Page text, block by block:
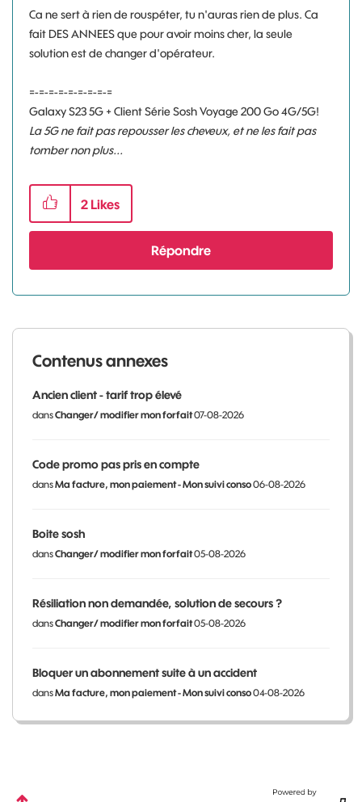
Ca ne sert à rien de rouspéter, tu n'auras rien de plus. Ca
fait DES ANNEES que pour avoir moins cher, la seule
solution est de changer d'opérateur.
=-=-=-=-=-=-=-=-=
Galaxy S23 5G + Client Série Sosh Voyage 200 Go 4G/5G!
La 5G ne fait pas repousser les cheveux, et ne les fait pas
tomber non plus...
2 Likes
Répondre
Contenus annexes
Ancien client - tarif trop élevé
dansChanger/ modifier mon forfait07-08-2026
Code promo pas pris en compte
dansMa facture, mon paiement - Mon suivi conso06-08-2026
Boite sosh
dansChanger/ modifier mon forfait05-08-2026
Résiliation non demandée, solution de secours ?
dansChanger/ modifier mon forfait05-08-2026
Bloquer un abonnement suite à un accident
dansMa facture, mon paiement - Mon suivi conso04-08-2026